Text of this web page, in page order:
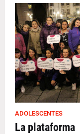
ADOLESCENTES
La plataforma